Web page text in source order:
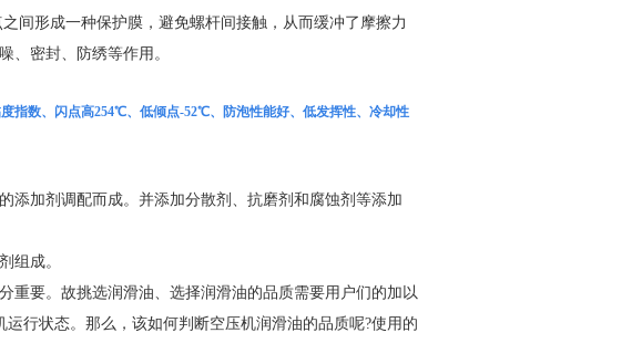
间形成一种保护膜，避免螺杆间接触，从而缓冲了摩擦力
、密封、防绣等作用。
指数、闪点高254℃、低倾点-52℃、防泡性能好、低发挥性、冷却性
添加剂调配而成。并添加分散剂、抗磨剂和腐蚀剂等添加
组成。
重要。故挑选润滑油、选择润滑油的品质需要用户们的加以
行状态。那么，该如何判断空压机润滑油的品质呢?使用的